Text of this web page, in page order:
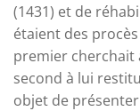
(1431) et de
étaient des
premier cherchait
second à lui
objet de